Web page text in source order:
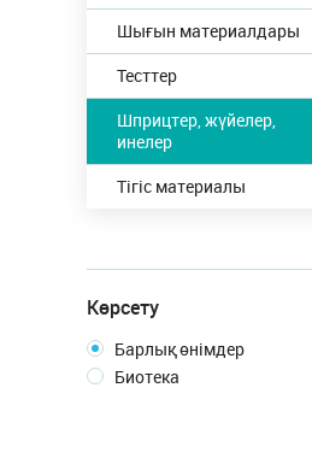
Шығын материалдары
Тесттер
Шприцтер, жүйелер,
инелер
Тігіс материалы
Көрсету
Барлық өнімдер
Биотека